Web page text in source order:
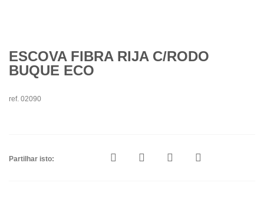
ESCOVA FIBRA RIJA C/RODO
BUQUE ECO
ref. 02090
Partilhar isto: